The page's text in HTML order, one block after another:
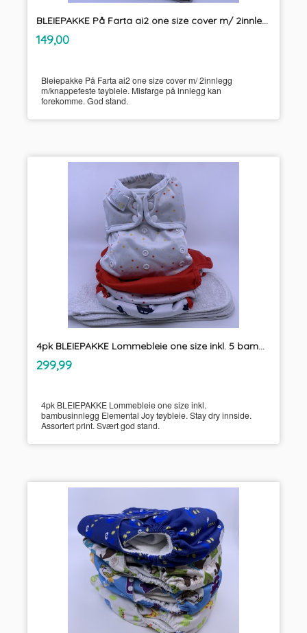
BLEIEPAKKE På Farta ai2 one size cover m/ 2innlegg m/knappefeste tøybleie
Pris
149,00mva.
Bleiepakke På Farta ai2 one size cover m/ 2innlegg
m/knappefeste tøybleie. Misfarge på innlegg kan
forekomme. God stand.
4pk BLEIEPAKKE Lommebleie one size inkl. 5 bambusinnlegg Elemental Joy tøybleie
Pris
299,99
4pk BLEIEPAKKE Lommebleie one size inkl.
bambusinnlegg Elemental Joy tøybleie. Stay dry innside.
Assortert print. Svært god stand.